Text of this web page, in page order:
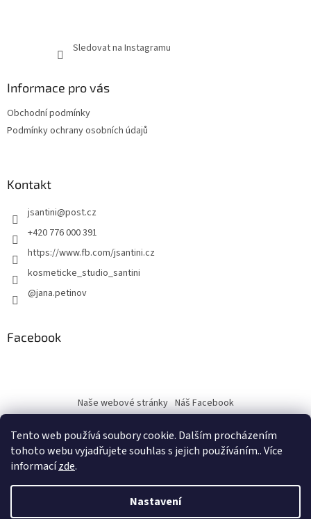
Tento web používá soubory cookie. Dalším procházením
tohoto webu vyjadřujete souhlas s jejich používáním.. Více
informacízde.
Nastavení
Sledovat na Instagramu
Informace pro vás
Obchodní podmínky
Podmínky ochrany osobních údajů
Kontakt
jsantini@post.cz
+420 776 000 391
https://www.fb.com/jsantini.cz
kosmeticke_studio_santini
@jana.petinov
Facebook
Naše webové stránky Náš Facebook